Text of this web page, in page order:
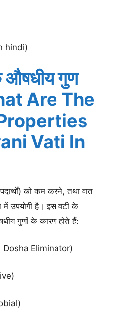
hindi)
औषधीय गुण
Are The
Vati In
को कम करने, तथा वात
उपयोगी है। इस वटी के
गुणों के कारण होते हैं:
Dosha Eliminator)